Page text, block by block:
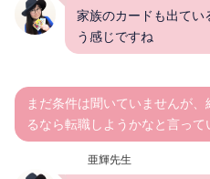
家族のカードも出てい
う感じですね
まだ条件は聞いていませんが
るなら転職しようかなと言って
亜輝先生